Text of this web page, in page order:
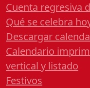
Cuenta regresiva
Qué se celebra
Descargar
Calendario
vertical y listado
Festivos